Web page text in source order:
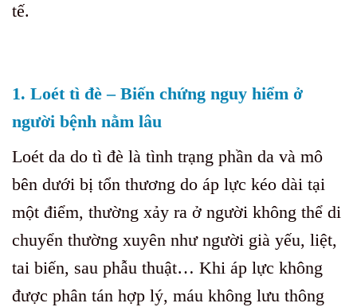
tế.
1. Loét tì đè – Biến chứng nguy hiểm ở
người bệnh nằm lâu
Loét da do tì đè là tình trạng phần da và mô
bên dưới bị tổn thương do áp lực kéo dài tại
một điểm, thường xảy ra ở người không thể di
chuyển thường xuyên như người già yếu, liệt,
tai biến, sau phẫu thuật… Khi áp lực không
được phân tán hợp lý, máu không lưu thông